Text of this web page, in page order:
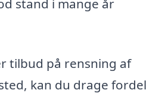
stand i mange år
tilbud på rensning af
kan du drage fordel